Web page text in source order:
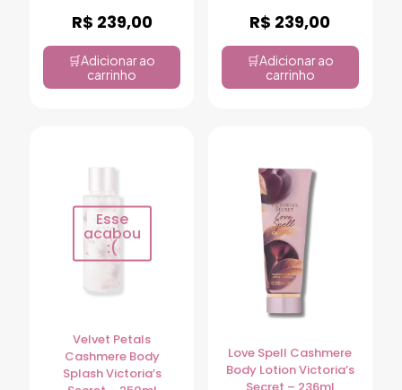
R$ 239,00
Adicionar ao
carrinho
R$ 239,00
Adicionar ao
carrinho
Esse
acabou
:(
Velvet Petals
Cashmere Body
Splash Victoria’s
Love Spell Cashmere
Body Lotion Victoria’s